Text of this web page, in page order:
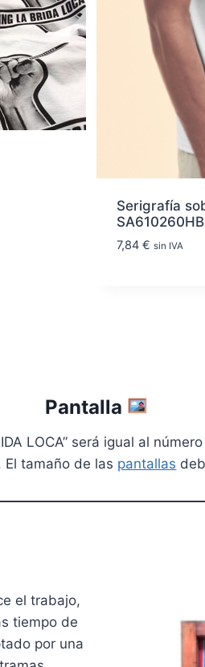
Serigrafía
SA610260HB
7,84 € sin IVA
Pantalla
LOCA” será igual al
tamaño de las pantallas
el trabajo,
tiempo de
por una